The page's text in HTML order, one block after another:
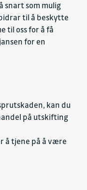
snart som mulig
til å beskytte
til oss for å få
for en
kan du
på utskifting
å tjene på å være